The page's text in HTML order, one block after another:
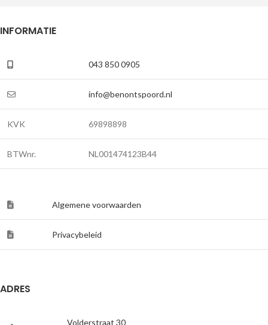
INFORMATIE
043 850 0905
info@benontspoord.nl
KVK 69898898
BTWnr. NL001474123B44
Algemene voorwaarden
Privacybeleid
ADRES
Volderstraat 30